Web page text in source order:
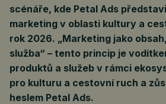
scénáře, kde Petal Ads
marketing v oblasti kultury a
rok 2026. „Marketing jako
služba“ – tento princip je
produktů a služeb v rámci
pro kulturu a cestovní ruch a
heslem Petal Ads.